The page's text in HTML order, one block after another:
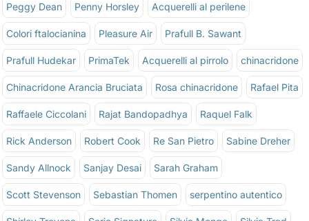
Peggy Dean Penny Horsley Acquerelli al perilene
Colori ftalocianina Pleasure Air Prafull B. Sawant
Prafull Hudekar PrimaTek Acquerelli al pirrolo chinacridone
Chinacridone Arancia Bruciata Rosa chinacridone Rafael Pita
Raffaele Ciccolani Rajat Bandopadhya Raquel Falk
Rick Anderson Robert Cook Re San Pietro Sabine Dreher
Sandy Allnock Sanjay Desai Sarah Graham
Scott Stevenson Sebastian Thomen serpentino autentico